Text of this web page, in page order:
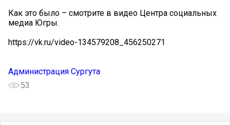
Как это было – смотрите в видео Центра социальных
медиа Югры.
https://vk.ru/video-134579208_456250271
Администрация Сургута
53